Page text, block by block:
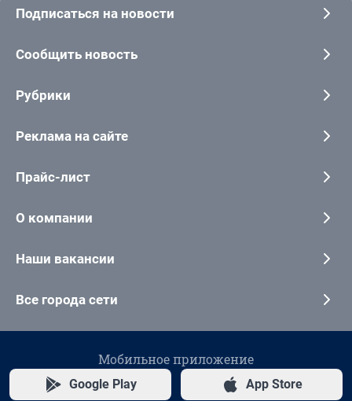
Подписаться на новости
Сообщить новость
Рубрики
Реклама на сайте
Прайс-лист
О компании
Наши вакансии
Все города сети
Мобильное приложение
Google Play App Store